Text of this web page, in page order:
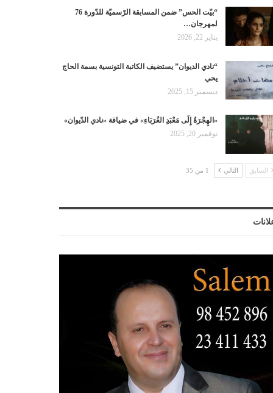
“بيّت الحس” ضمن المسابقة الرّسميّة للدّورة 76
لمهرجان…
يناير 22, 2026
“نادي الديوان” يستضيف الكاتبة التونسية بسمة الحاج
يحي
ديسمبر 15, 2025
«الهِجْرَةُ إِلَى مَعْبَدِ الغُرَبَاءِ» في ضيافة «نادي الدّيوان»
نوفمبر 20, 2025
السابق التالي 1 من 35